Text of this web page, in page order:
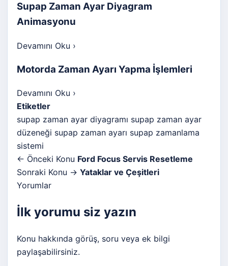
Supap Zaman Ayar Diyagram
Animasyonu
Devamını Oku ›
Motorda Zaman Ayarı Yapma İşlemleri
Devamını Oku ›
Etiketler
supap zaman ayar diyagramı supap zaman ayar
düzeneği supap zaman ayarı supap zamanlama
sistemi
← Önceki Konu Ford Focus Servis Resetleme
Sonraki Konu → Yataklar ve Çeşitleri
Yorumlar
İlk yorumu siz yazın
Konu hakkında görüş, soru veya ek bilgi
paylaşabilirsiniz.